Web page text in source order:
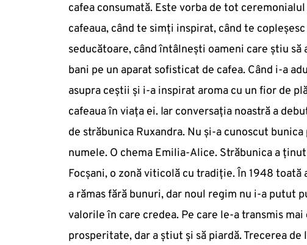
cafea consumată. Este vorba de tot
cafeaua, când te simți inspirat, când te
seducătoare, când întâlnești oameni care știu
bani pe un aparat sofisticat de cafea. Când i-a
asupra ceștii și i-a inspirat aroma cu un fior de
cafeaua în viața ei. Iar conversația noastră a
de străbunica Ruxandra. Nu și-a cunoscut
numele. O chema Emilia-Alice. Străbunica a
Focșani, o zonă viticolă cu tradiție. În 1948
a rămas fără bunuri, dar noul regim nu i-a putut
valorile în care credea. Pe care le-a transmis
prosperitate, dar a știut și să piardă. Trecerea